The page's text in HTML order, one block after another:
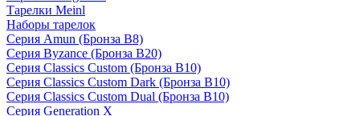
Тарелки Meinl
Наборы тарелок
Серия Amun (Бронза B8)
Серия Byzance (Бронза B20)
Серия Classics Custom (Бронза B10)
Серия Classics Custom Dark (Бронза B10)
Серия Classics Custom Dual (Бронза B10)
Серия Generation X